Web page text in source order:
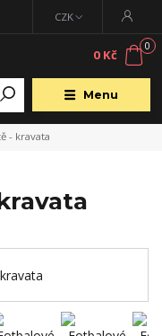
Menu
CZK
0
0 Kč
- kravata